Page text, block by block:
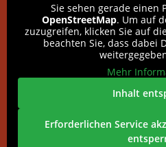
Sie sehen gerade einen
OpenStreetMap. Um auf
zuzugreifen, klicken Sie auf
beachten Sie, dass dabei
Mehr
Inhalt
Erforderlichen Service